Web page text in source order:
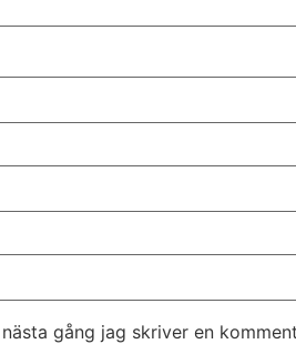
gång jag skriver en